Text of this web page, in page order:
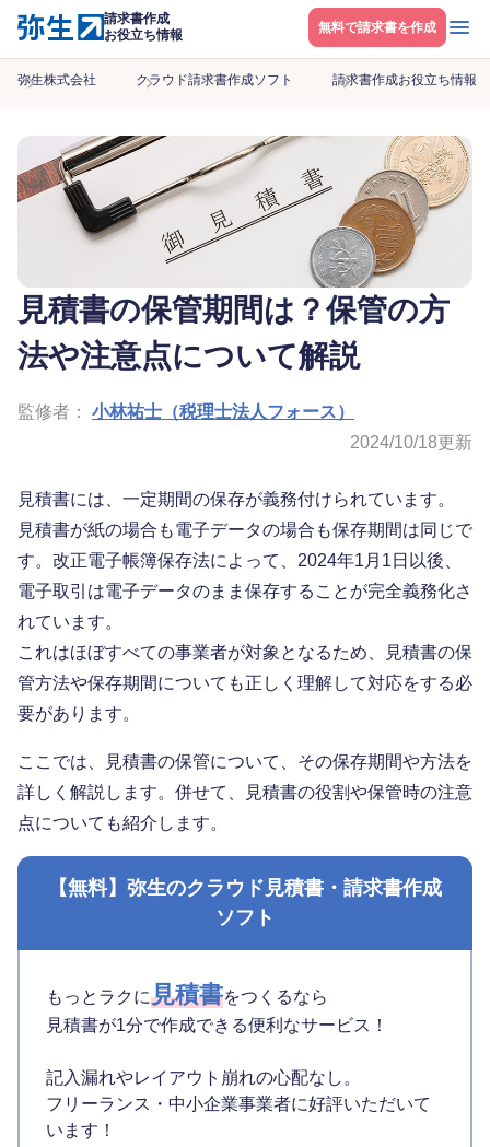
請求書作成
お役立ち情報
無料で請求書を作成 メニ
弥生株式会社 クラウド請求書作成ソフト 請求書作成お役立ち情報
見積書の保管期間は？保管の方
法や注意点について解説
監修者： 小林祐士（税理士法人フォース）
2024/10/18更新
見積書には、一定期間の保存が義務付けられています。
見積書が紙の場合も電子データの場合も保存期間は同じで
す。改正電子帳簿保存法によって、2024年1月1日以後、
電子取引は電子データのまま保存することが完全義務化さ
れています。
これはほぼすべての事業者が対象となるため、見積書の保
管方法や保存期間についても正しく理解して対応をする必
要があります。
ここでは、見積書の保管について、その保存期間や方法を
詳しく解説します。併せて、見積書の役割や保管時の注意
点についても紹介します。
【無料】弥生のクラウド見積書・請求書作成
ソフト
もっとラクに見積書をつくるなら
見積書が1分で作成できる便利なサービス！
記入漏れやレイアウト崩れの心配なし。
フリーランス・中小企業事業者に好評いただいて
います！